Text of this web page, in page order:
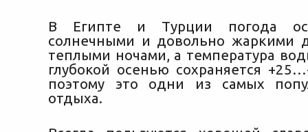
В Египте и Турции погода
солнечными и довольно жаркими
теплыми ночами, а температура
глубокой осенью сохраняется
поэтому это одни из самых
отдыха.